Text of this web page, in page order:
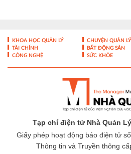
KHOA HỌC QUẢN LÝ CHUYỆN QUẢN LÝ
TÀI CHÍNH
BẤT ĐỘNG SẢN
CÔNG NGHỆ
SỨC KHỎE
Tạp chí điện tử Nhà Quản Lý
Giấy phép hoạt động báo điện tử
Thông tin và Truyền thông